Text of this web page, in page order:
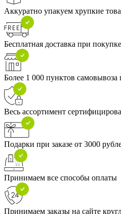
Аккуратно упакуем хрупкие
Бесплатная доставка при
Более 1 000 пунктов
Весь ассортимент
Подарки при заказе от 3000
Принимаем все способы оплаты
Принимаем заказы на сайте